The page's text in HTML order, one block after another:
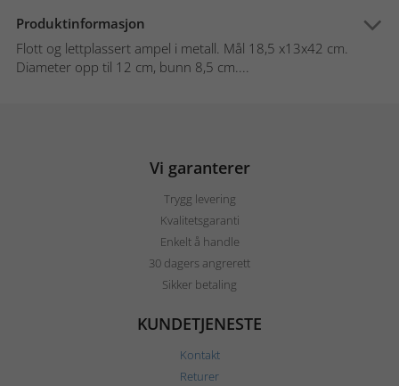
Produktinformasjon
Flott og lettplassert ampel i metall. Mål 18,5 x13x42 cm.
Diameter opp til 12 cm, bunn 8,5 cm....
Vi garanterer
Trygg levering
Kvalitetsgaranti
Enkelt å handle
30 dagers angrerett
Sikker betaling
KUNDETJENESTE
Kontakt
Returer